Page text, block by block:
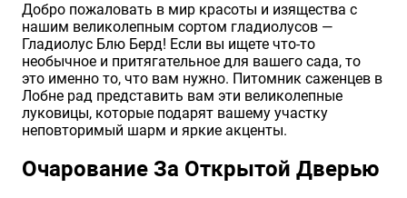
(КОРТАДЕРИЯ)
Кизильник саженец
Олеандр саженцы
Клематис
Глициния
Гвоздика саженцы
Добро пожаловать в мир красоты и изящества с
нашим великолепным сортом гладиолусов —
Гладиолус Блю Берд! Если вы ищете что-то
необычное и притягательное для вашего сада, то
это именно то, что вам нужно. Питомник саженцев в
Лобне рад представить вам эти великолепные
луковицы, которые подарят вашему участку
неповторимый шарм и яркие акценты.
Очарование За Открытой Дверью